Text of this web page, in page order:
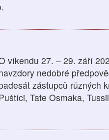
víkendu 27. – 29. září
nedobré
zástupců různých
Tate Osmaka,